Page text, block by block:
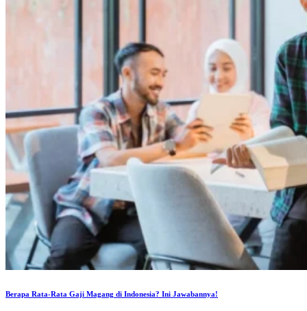
Berapa Rata-Rata Gaji Magang di Indonesia? Ini Jawabannya!